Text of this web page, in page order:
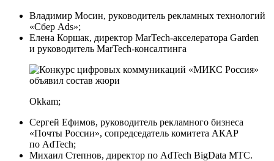
Владимир Мосин, руководитель рекламных технологий
«Сбер Ads»;
Елена Коршак, директор MarTech-акселератора Garden
и руководитель MarTech-консалтинга
Okkam;
Сергей Ефимов, руководитель рекламного бизнеса
«Почты России», сопредседатель комитета АКАР
по AdTech;
Михаил Степнов, директор по AdTech BigData МТС.